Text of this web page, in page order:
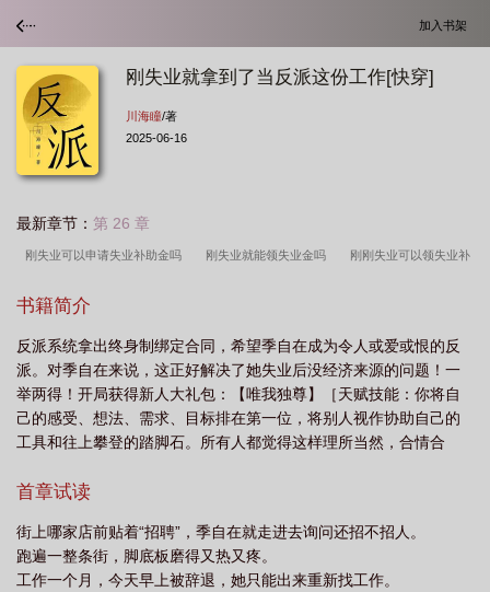
加入书架
刚失业就拿到了当反派这份工作[快穿]
川海瞳/著
2025-06-16
最新章节： 第 26 章
刚失业可以申请失业补助金吗 刚失业就能领失业金吗 刚刚失业可以领失业补
马上找到工作能领失业金吗
业 刚领失业金就找到工作还能领吗 刚失业了该干什么呢
书籍简介
反派系统拿出终身制绑定合同，希望季自在成为令人或爱或恨的反
派。对季自在来说，这正好解决了她失业后没经济来源的问题！一
举两得！开局获得新人大礼包：【唯我独尊】［天赋技能：你将自
己的感受、想法、需求、目标排在第一位，将别人视作协助自己的
工具和往上攀登的踏脚石。所有人都觉得这样理所当然，合情合
发，概率50%］*阅读指南*1.幻想之作，请勿纠结逻辑。2.轻松爽
首章试读
街上哪家店前贴着“招聘”，季自在就走进去询问还招不招人。
跑遍一整条街，脚底板磨得又热又疼。
工作一个月，今天早上被辞退，她只能出来重新找工作。